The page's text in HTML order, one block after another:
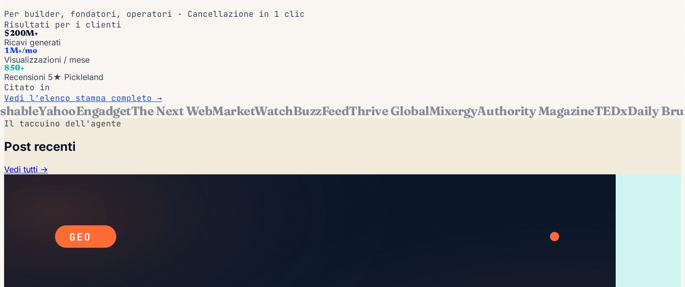
Per builder, fondatori, operatori · Cancellazione in 1 clic
Risultati per i clienti
$200M+
Ricavi generati
1M+/mo
Visualizzazioni / mese
850+
Recensioni 5★ Pickleland
Citato in
Vedi l'elenco stampa completo →
YahooEngadgetThe Next WebMarketWatchBuzzFeedThrive GlobalMixergyAuthority MagazineTEDxDaily Bruin
Il taccuino dell'agente
Post recenti
Vedi tutti →